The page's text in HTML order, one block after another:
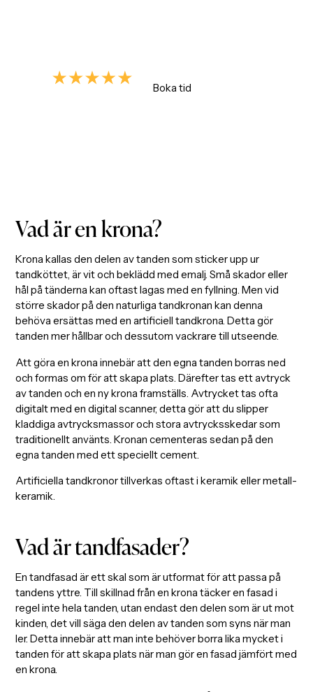
Boka tid
Vad är en krona?
Krona kallas den delen av tanden som sticker upp ur
tandköttet, är vit och beklädd med emalj. Små skador eller
hål på tänderna kan oftast lagas med en fyllning. Men vid
större skador på den naturliga tandkronan kan denna
behöva ersättas med en artificiell tandkrona. Detta gör
tanden mer hållbar och dessutom vackrare till utseende.
Att göra en krona innebär att den egna tanden borras ned
och formas om för att skapa plats. Därefter tas ett avtryck
av tanden och en ny krona framställs. Avtrycket tas ofta
digitalt med en digital scanner, detta gör att du slipper
kladdiga avtrycksmassor och stora avtrycksskedar som
traditionellt använts. Kronan cementeras sedan på den
egna tanden med ett speciellt cement.
Artificiella tandkronor tillverkas oftast i keramik eller metall-
keramik.
Vad är tandfasader?
En tandfasad är ett skal som är utformat för att passa på
tandens yttre. Till skillnad från en krona täcker en fasad i
regel inte hela tanden, utan endast den delen som är ut mot
kinden, det vill säga den delen av tanden som syns när man
ler. Detta innebär att man inte behöver borra lika mycket i
tanden för att skapa plats när man gör en fasad jämfört med
en krona.